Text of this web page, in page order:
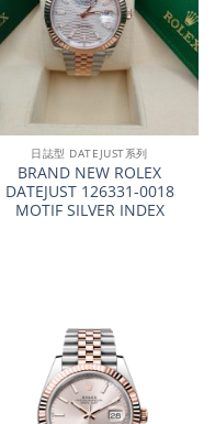
日誌型 DATEJUST系列
BRAND NEW ROLEX
DATEJUST 126331-0018
MOTIF SILVER INDEX